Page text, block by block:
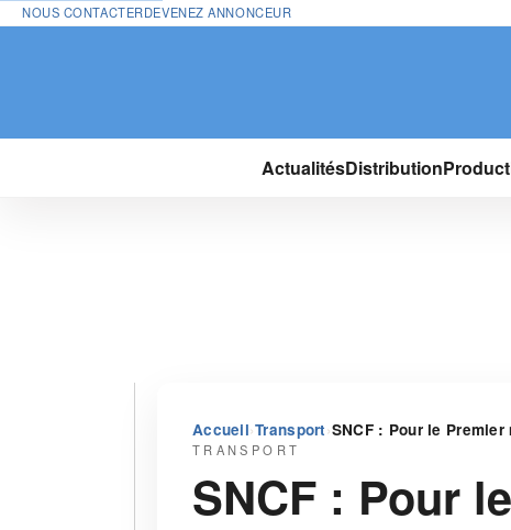
NOUS CONTACTERDEVENEZ ANNONCEUR
ActualitésDistribution
Accueil›Transport ›SNCF : Pour le
TRANSPORT
SNCF : Pour